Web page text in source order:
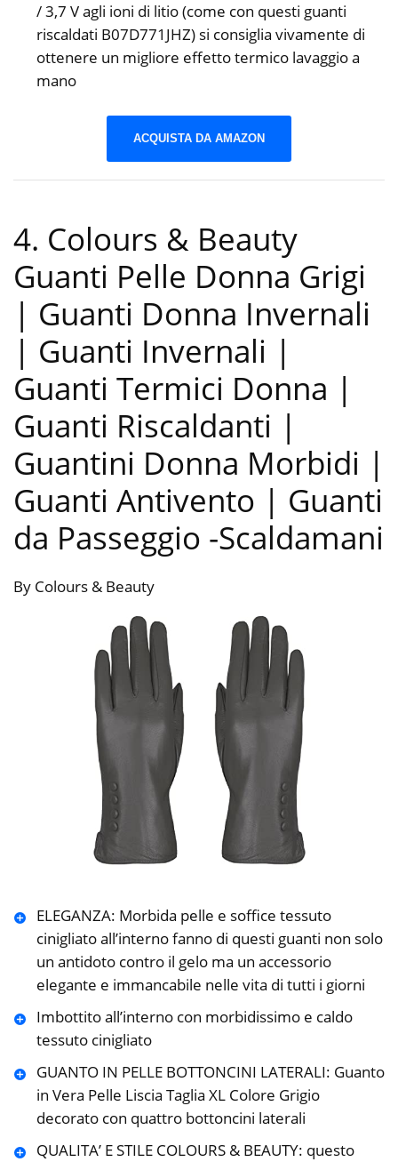
/ 3,7 V agli ioni di litio (come con questi guanti
riscaldati B07D771JHZ) si consiglia vivamente di
ottenere un migliore effetto termico lavaggio a
mano
ACQUISTA DA AMAZON
4. Colours & Beauty
Guanti Pelle Donna Grigi
| Guanti Donna Invernali
| Guanti Invernali |
Guanti Termici Donna |
Guanti Riscaldanti |
Guantini Donna Morbidi |
Guanti Antivento | Guanti
da Passeggio -Scaldamani
By Colours & Beauty
ELEGANZA: Morbida pelle e soffice tessuto
cinigliato all’interno fanno di questi guanti non solo
un antidoto contro il gelo ma un accessorio
elegante e immancabile nelle vita di tutti i giorni
Imbottito all’interno con morbidissimo e caldo
tessuto cinigliato
GUANTO IN PELLE BOTTONCINI LATERALI: Guanto
in Vera Pelle Liscia Taglia XL Colore Grigio
decorato con quattro bottoncini laterali
QUALITA’ E STILE COLOURS & BEAUTY: questo